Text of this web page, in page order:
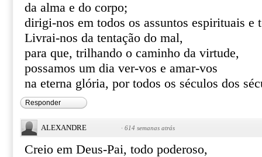
da alma e do corpo;
dirigi-nos em todos os assuntos espirituais e
Livrai-nos da tentação do mal,
para que, trilhando o caminho da virtude,
possamos um dia ver-vos e amar-vos
na eterna glória, por todos os séculos dos
Responder
ALEXANDRE · 614 semanas atrás
Creio em Deus-Pai, todo poderoso,